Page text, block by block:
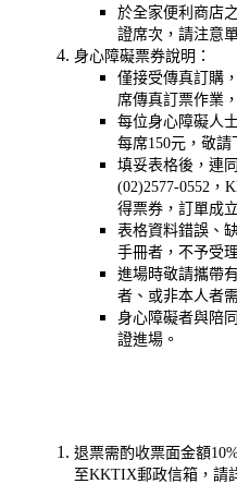
於全家便利商店
證席次，請注意
身心障礙票券說明：
僅接受傳真訂購
席傳真訂票作業
每位身心障礙人
每席150元，敬請
填妥表格後，連
(02)2577-0552，
得票券，訂單成
表格資料錯誤、
手冊者，不予受理
進場時敬請攜帶
者、或非本人者
身心障礙者與陪
證進場。
退票需酌收票面金額
至KKTIX郵政信箱，請